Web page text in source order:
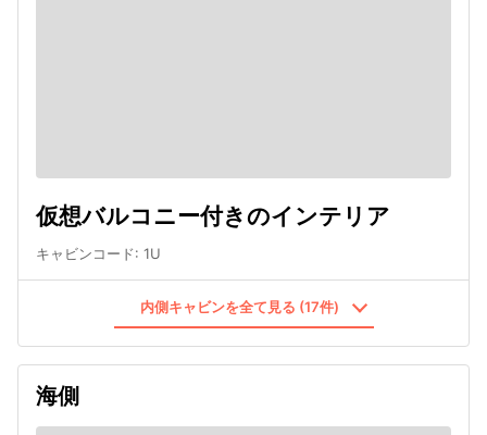
仮想バルコニー付きのインテリア
キャビンコード: 1U
内側キャビンを全て見る (17件)
海側